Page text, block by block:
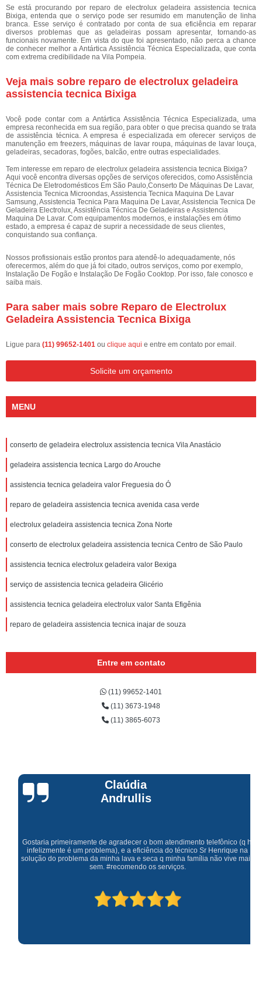
Se está procurando por reparo de electrolux geladeira assistencia tecnica
Bixiga, entenda que o serviço pode ser resumido em manutenção de linha
branca. Esse serviço é contratado por conta de sua eficiência em reparar
diversos problemas que as geladeiras possam apresentar, tornando-as
funcionais novamente. Em vista do que foi apresentado, não perca a chance
de conhecer melhor a Antártica Assistência Técnica Especializada, que conta
com extrema credibilidade na Vila Pompeia.
Veja mais sobre reparo de electrolux geladeira
assistencia tecnica Bixiga
Você pode contar com a Antártica Assistência Técnica Especializada, uma
empresa reconhecida em sua região, para obter o que precisa quando se trata
de assistência técnica. A empresa é especializada em oferecer serviços de
manutenção em freezers, máquinas de lavar roupa, máquinas de lavar louça,
geladeiras, secadoras, fogões, balcão, entre outras especialidades.
Tem interesse em reparo de electrolux geladeira assistencia tecnica Bixiga?
Aqui você encontra diversas opções de serviços oferecidos, como Assistência
Técnica De Eletrodomésticos Em São Paulo,Conserto De Máquinas De Lavar,
Assistencia Tecnica Microondas, Assistencia Tecnica Maquina De Lavar
Samsung, Assistencia Tecnica Para Maquina De Lavar, Assistencia Tecnica De
Geladeira Electrolux, Assistência Técnica De Geladeiras e Assistencia
Maquina De Lavar. Com equipamentos modernos, e instalações em ótimo
estado, a empresa é capaz de suprir a necessidade de seus clientes,
conquistando sua confiança.
Nossos profissionais estão prontos para atendê-lo adequadamente, nós
oferecermos, além do que já foi citado, outros serviços, como por exemplo,
Instalação De Fogão e Instalação De Fogão Cooktop. Por isso, fale conosco e
saiba mais.
Para saber mais sobre Reparo de Electrolux
Geladeira Assistencia Tecnica Bixiga
Ligue para (11) 99652-1401 ou clique aqui e entre em contato por email.
Solicite um orçamento
MENU
conserto de geladeira electrolux assistencia tecnica Vila Anastácio
geladeira assistencia tecnica Largo do Arouche
assistencia tecnica geladeira valor Freguesia do Ó
reparo de geladeira assistencia tecnica avenida casa verde
electrolux geladeira assistencia tecnica Zona Norte
conserto de electrolux geladeira assistencia tecnica Centro de São Paulo
assistencia tecnica electrolux geladeira valor Bexiga
serviço de assistencia tecnica geladeira Glicério
assistencia tecnica geladeira electrolux valor Santa Efigênia
reparo de geladeira assistencia tecnica inajar de souza
Entre em contato
(11) 99652-1401
(11) 3673-1948
(11) 3865-6073
Claúdia
Andrullis
Gostaria primeiramente de agradecer o bom atendimento telefônico (q hj
infelizmente é um problema), e a eficiência do técnico Sr Henrique na
solução do problema da minha lava e seca q minha família não vive mais
sem. #recomendo os serviços.